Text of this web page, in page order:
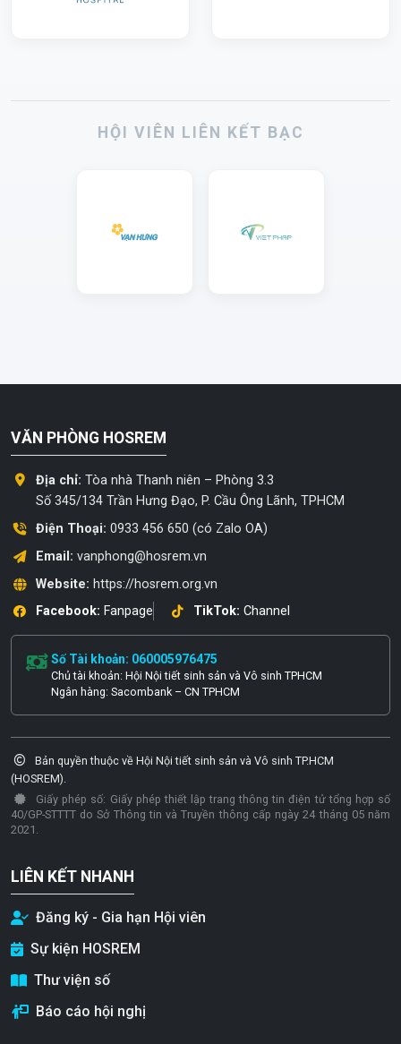
HỘI VIÊN LIÊN KẾT BẠC
VĂN PHÒNG HOSREM
Địa chỉ: Tòa nhà Thanh niên – Phòng 3.3
Số 345/134 Trần Hưng Đạo, P. Cầu Ông Lãnh, TPHCM
Điện Thoại: 0933 456 650 (có Zalo OA)
Email: vanphong@hosrem.vn
Website: https://hosrem.org.vn
Facebook: Fanpage TikTok: Channel
Số Tài khoản: 060005976475
Chủ tài khoản: Hội Nội tiết sinh sản và Vô sinh TPHCM
Ngân hàng: Sacombank – CN TPHCM
Bản quyền thuộc về Hội Nội tiết sinh sản và Vô sinh TP.HCM
(HOSREM).
Giấy phép số: Giấy phép thiết lập trang thông tin điện tử tổng hợp số
40/GP-STTTT do Sở Thông tin và Truyền thông cấp ngày 24 tháng 05 năm
2021.
LIÊN KẾT NHANH
Đăng ký - Gia hạn Hội viên
Sự kiện HOSREM
Thư viện số
Báo cáo hội nghị